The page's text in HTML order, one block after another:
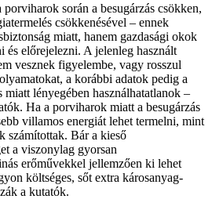
során a besugárzás csökken,
csökkenésével – ennek
miatt, hanem gazdasági okok
és előrejelezni. A jelenleg használt
vesznek figyelembe, vagy rosszul
a korábbi adatok pedig a
lényegében használhatatlanok –
Ha a porviharok miatt a besugárzás
villamos energiát lehet termelni, mint
számítottak. Bár a kieső
a viszonylag gyorsan
erőművekkel jellemzően ki lehet
költséges, sőt extra károsanyag-
a kutatók.